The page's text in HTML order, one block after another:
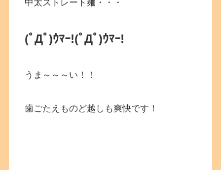
中太ストレート麺・・・
(ﾟДﾟ)ｳﾏｰ!(ﾟДﾟ)ｳﾏｰ!
うま～～～い！！
歯ごたえものど越しも爽快です！